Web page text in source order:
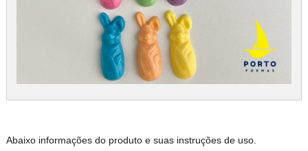
Abaixo informações do produto e suas instruções de uso.